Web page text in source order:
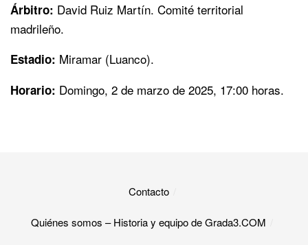
Árbitro: David Ruiz Martín. Comité territorial
madrileño.
Estadio: Miramar (Luanco).
Horario: Domingo, 2 de marzo de 2025, 17:00 horas.
Contacto
Quiénes somos – Historia y equipo de Grada3.COM